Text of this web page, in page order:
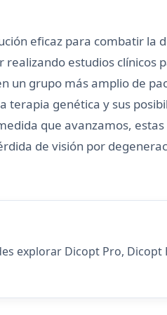
eficaz para combatir la
realizando estudios clínicos
un grupo más amplio de
terapia genética y sus
que avanzamos,
de visión por
explorar Dicopt Pro, Dicopt